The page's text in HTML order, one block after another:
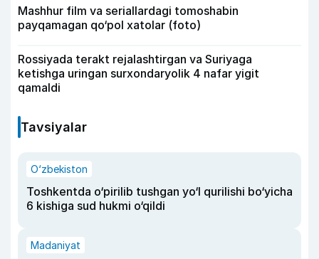
Mashhur film va seriallardagi tomoshabin
payqamagan qo‘pol xatolar (foto)
Rossiyada terakt rejalashtirgan va Suriyaga
ketishga uringan surxondaryolik 4 nafar yigit
qamaldi
Tavsiyalar
O‘zbekiston
Toshkentda o‘pirilib tushgan yo‘l qurilishi bo‘yicha
6 kishiga sud hukmi o‘qildi
Madaniyat